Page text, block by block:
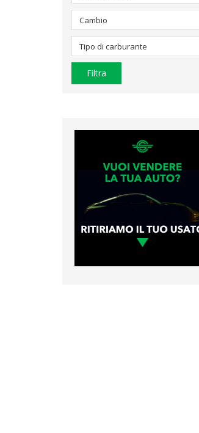
Cambio
Tipo di carburante
Filtra